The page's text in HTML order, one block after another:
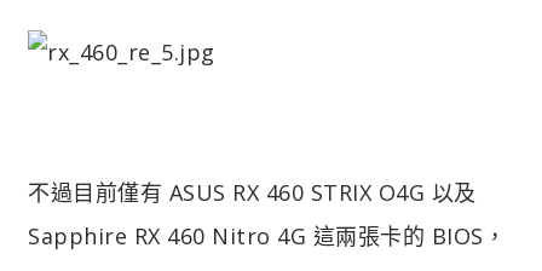
不過目前僅有 ASUS RX 460 STRIX O4G 以及
Sapphire RX 460 Nitro 4G 這兩張卡的 BIOS，